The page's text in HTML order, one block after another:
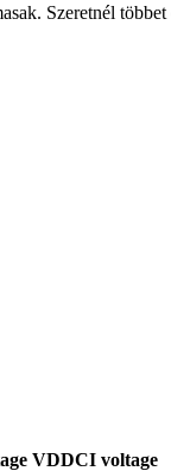
Szeretnél
VDDCI voltage